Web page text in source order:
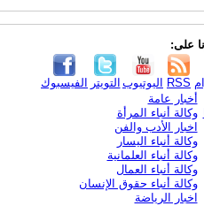
على:
الفيسبوك التويتر اليوتيوب RSS
أخبار عامة
وكالة أنباء المرأة
اخبار الأدب والفن
وكالة أنباء اليسار
وكالة أنباء العلمانية
وكالة أنباء العمال
وكالة أنباء حقوق الإنسان
اخبار الرياضة